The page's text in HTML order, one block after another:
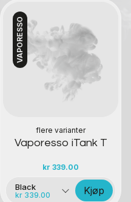
VAPORESSO
flere varianter
Vaporesso iTank T
kr 339.00
Kontakt oss
Black
kr 339.00 Kjøp